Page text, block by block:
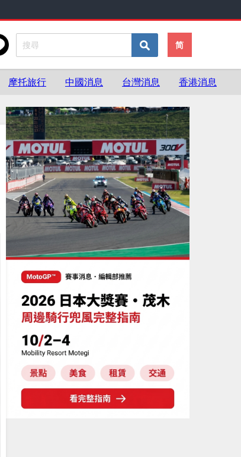
简
摩托旅行 中國消息 台灣消息 香港消息